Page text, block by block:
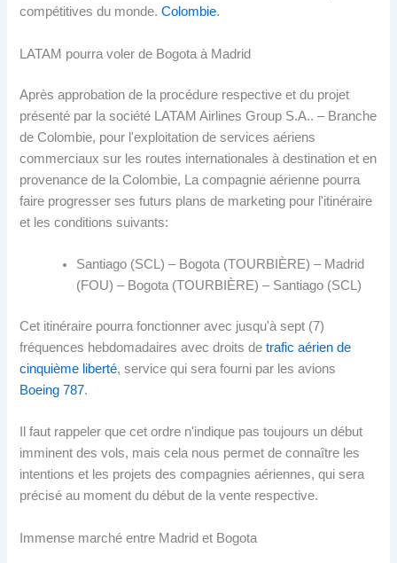
compétitives du monde.Colombie.
LATAM pourra voler de Bogota à Madrid
Après approbation de la procédure respective et du projet
présenté par la société LATAM Airlines Group S.A.. – Branche
de Colombie, pour l'exploitation de services aériens
commerciaux sur les routes internationales à destination et en
provenance de la Colombie, La compagnie aérienne pourra
faire progresser ses futurs plans de marketing pour l'itinéraire
et les conditions suivants:
Santiago (SCL) – Bogota (TOURBIÈRE) – Madrid
(FOU) – Bogota (TOURBIÈRE) – Santiago (SCL)
Cet itinéraire pourra fonctionner avec jusqu'à sept (7)
fréquences hebdomadaires avec droits detrafic aérien de
cinquième liberté, service qui sera fourni par les avions
Boeing 787.
Il faut rappeler que cet ordre n'indique pas toujours un début
imminent des vols, mais cela nous permet de connaître les
intentions et les projets des compagnies aériennes, qui sera
précisé au moment du début de la vente respective.
Immense marché entre Madrid et Bogota